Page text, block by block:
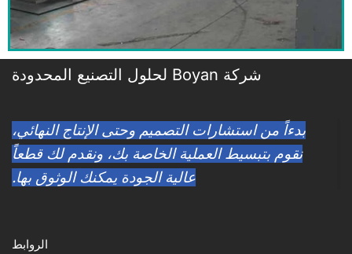
شركة Boyan لحلول التصنيع المحدودة
بدءاً من استشارات التصميم وحتى الإنتاج النهائي،
نقوم بتبسيط العملية الخاصة بك، ونقدم لك قطعاً
عالية الجودة يمكنك الوثوق بها.
الروابط